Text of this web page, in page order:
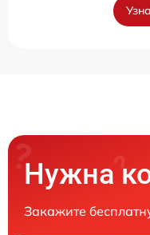
Нужна
Закажите